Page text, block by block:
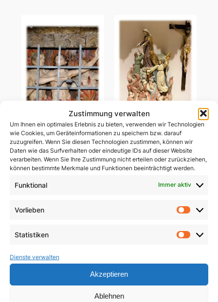
Zustimmung verwalten
Um Ihnen ein optimales Erlebnis zu bieten, verwenden wir Technologien
wie Cookies, um Geräteinformationen zu speichern bzw. darauf
zuzugreifen. Wenn Sie diesen Technologien zustimmen, können wir
Daten wie das Surfverhalten oder eindeutige IDs auf dieser Website
verarbeiten. Wenn Sie Ihre Zustimmung nicht erteilen oder zurückziehen,
können bestimmte Merkmale und Funktionen beeinträchtigt werden.
Funktional Immer aktiv
Vorlieben
Statistiken
Dienste verwalten
Akzeptieren
Ablehnen
Ablass-Gebetsbildchen
(Motiv C: Dießen)
5,00€
In den Warenkorb
Ablass-Gebetsbildchen
(Motiv D: Maria
Vesperbild)
5,00€